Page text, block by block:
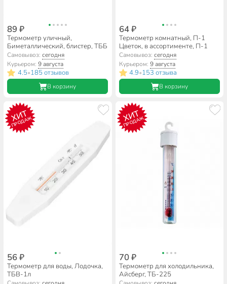
89 ₽
Термометр уличный,
Биметаллический, блистер, ТББ
Самовывоз:сегодня
Курьером:9 августа
4.5•185 отзывов
В корзину
64 ₽
Термометр комнатный, П-1
Цветок, в ассортименте, П-1
Самовывоз: сегодня
Курьером: 9 августа
4.9•153 отзыва
В корзину
ХИТ
ПРОДАЖ
56 ₽
Термометр для воды, Лодочка,
ТБВ-1л
ХИТ
ПРОДАЖ
70 ₽
Термометр для холодильника,
Айсберг, ТБ-225